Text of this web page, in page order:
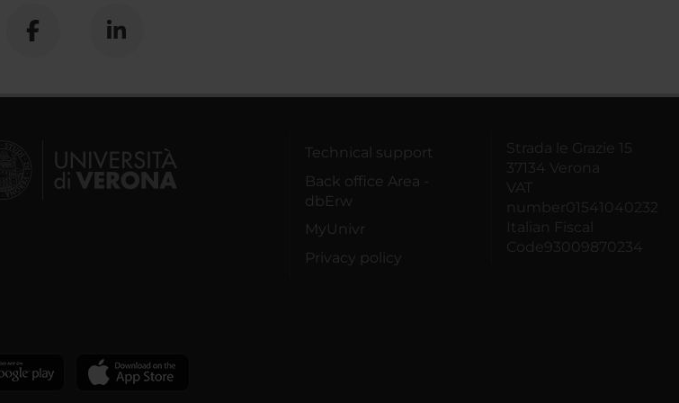
Technical support
Back office Area -
dbErw
MyUnivr
Privacy policy
Strada le Grazie 15
37134 Verona
VAT
number01541040232
Italian Fiscal
Code93009870234